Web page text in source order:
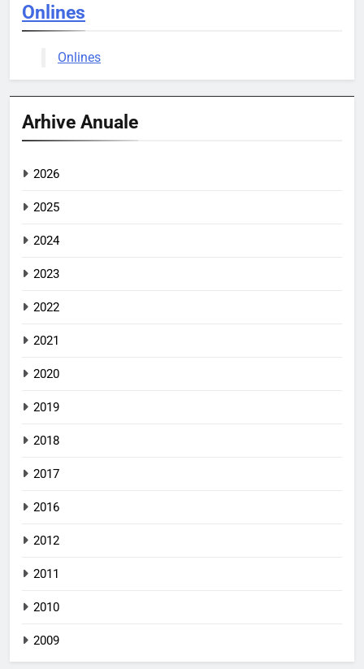
Onlines
Onlines
Arhive Anuale
2026
2025
2024
2023
2022
2021
2020
2019
2018
2017
2016
2012
2011
2010
2009